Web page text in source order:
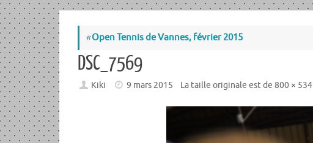
«Open Tennis de Vannes, février 2015
DSC_7569
Kiki 9 mars 2015 La taille originale est de800 × 534